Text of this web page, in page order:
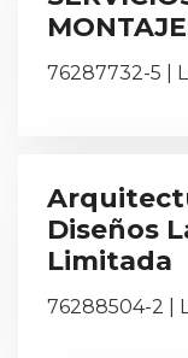
76287732-5 |
Diseños
Limitada
76288504-2 |